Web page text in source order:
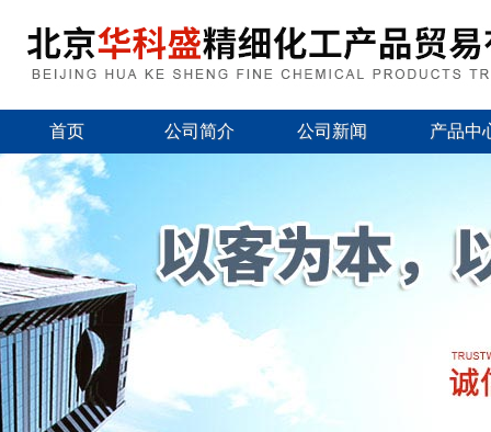
首页 公司简介 公司新闻 产品中